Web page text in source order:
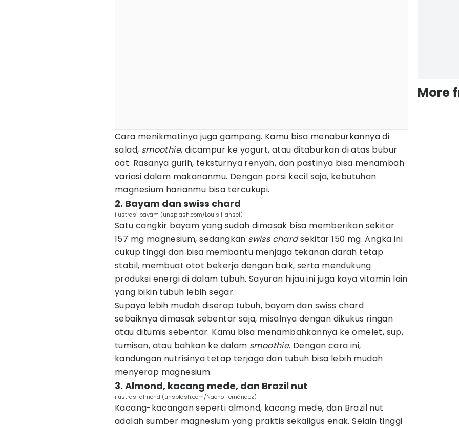
Cara menikmatinya juga gampang. Kamu bisa menaburkannya di
salad, smoothie, dicampur ke yogurt, atau ditaburkan di atas bubur
oat. Rasanya gurih, teksturnya renyah, dan pastinya bisa menambah
variasi dalam makananmu. Dengan porsi kecil saja, kebutuhan
magnesium harianmu bisa tercukupi.
2. Bayam dan swiss chard
ilustrasi bayam (unsplash.com/Louis Hansel)
Satu cangkir bayam yang sudah dimasak bisa memberikan sekitar
157 mg magnesium, sedangkan swiss chardsekitar 150 mg. Angka ini
cukup tinggi dan bisa membantu menjaga tekanan darah tetap
stabil, membuat otot bekerja dengan baik, serta mendukung
produksi energi di dalam tubuh. Sayuran hijau ini juga kaya vitamin lain
yang bikin tubuh lebih segar.
Supaya lebih mudah diserap tubuh, bayam dan swiss chard
sebaiknya dimasak sebentar saja, misalnya dengan dikukus ringan
atau ditumis sebentar. Kamu bisa menambahkannya ke omelet, sup,
tumisan, atau bahkan ke dalam smoothie. Dengan cara ini,
kandungan nutrisinya tetap terjaga dan tubuh bisa lebih mudah
menyerap magnesium.
3. Almond, kacang mede, dan Brazil nut
ilustrasi almond (unsplash.com/Nacho Fernández)
Kacang-kacangan seperti almond, kacang mede, dan Brazil nut
adalah sumber magnesium yang praktis sekaligus enak. Selain tinggi
More